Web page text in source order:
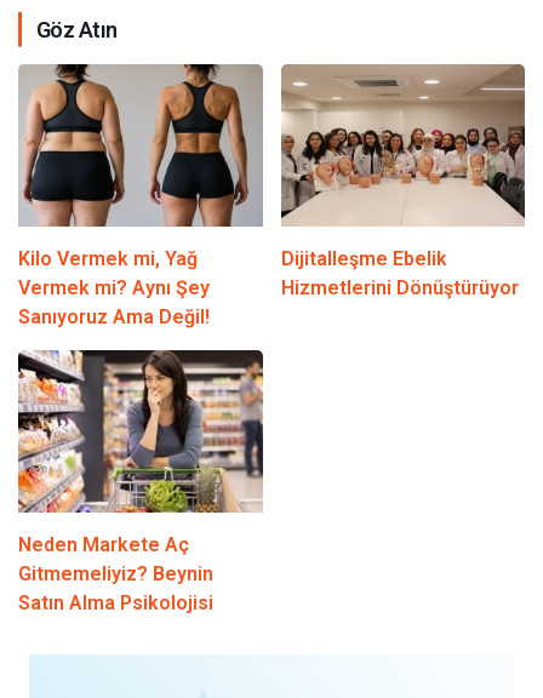
Göz Atın
Kilo Vermek mi, Yağ
Vermek mi? Aynı Şey
Sanıyoruz Ama Değil!
Dijitalleşme Ebelik
Hizmetlerini Dönüştürüyor
Neden Markete Aç
Gitmemeliyiz? Beynin
Satın Alma Psikolojisi